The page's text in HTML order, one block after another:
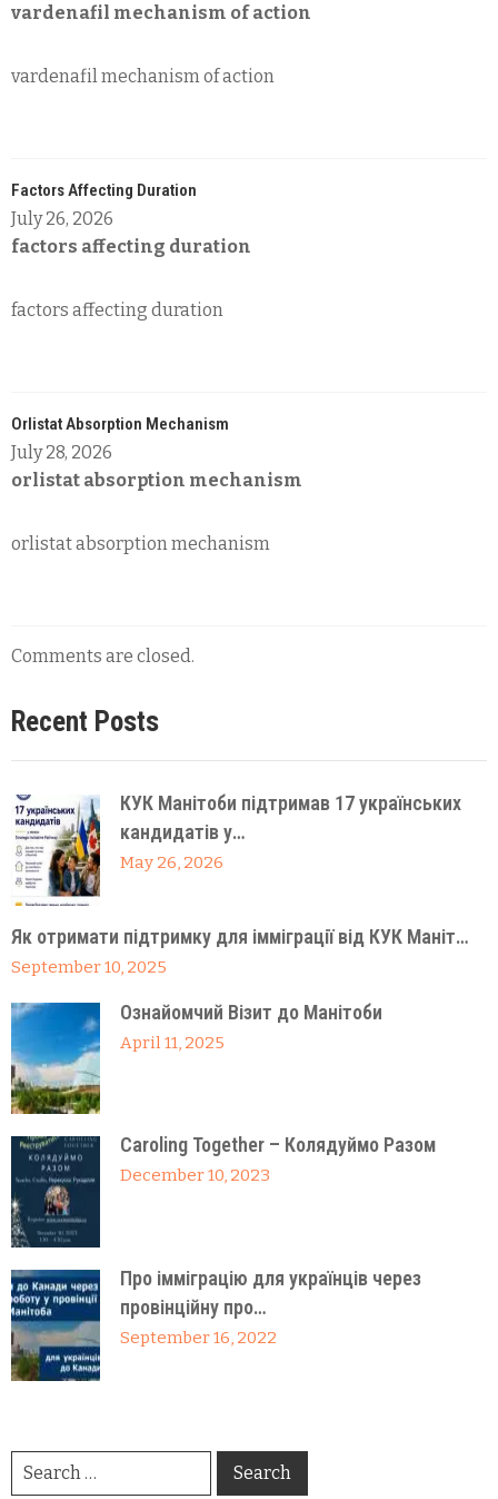
vardenafil mechanism of action
vardenafil mechanism of action
Factors Affecting Duration
July 26, 2026
factors affecting duration
factors affecting duration
Orlistat Absorption Mechanism
July 28, 2026
orlistat absorption mechanism
orlistat absorption mechanism
Comments are closed.
Recent Posts
КУК Манітоби підтримав 17 українських
кандидатів у…
May 26, 2026
Як отримати підтримку для імміграції від КУК Маніт…
September 10, 2025
Ознайомчий Візит до Манітоби
April 11, 2025
Caroling Together – Колядуймо Разом
December 10, 2023
Про імміграцію для українців через
провінційну про…
September 16, 2022